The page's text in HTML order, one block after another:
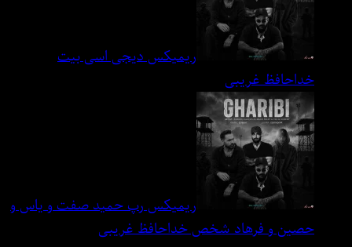
ریمیکس دیجی اسی بیت
خداحافظ غریبی
ریمیکس رپ حمید صفت و یاس و
حصین و فرهاد شخص خداحافظ غریبی